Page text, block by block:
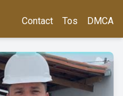
Contact Tos DMCA